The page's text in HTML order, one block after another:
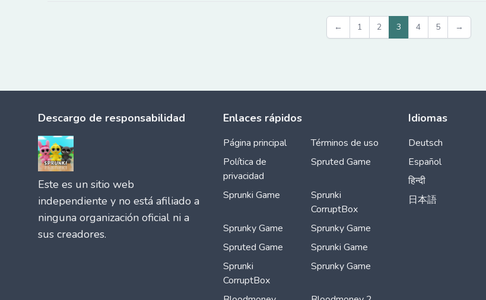
← 1 2 3 4 5 →
Descargo de responsabilidad
Este es un sitio web
independiente y no está afiliado a
ninguna organización oficial ni a
sus creadores.
Enlaces rápidos
Página principal
Términos de uso
Política de
privacidad
Spruted Game
Sprunki Game
Sprunki
CorruptBox
Sprunky Game
Sprunky Game
Spruted Game
Sprunki Game
Sprunki
CorruptBox
Sprunky Game
Idiomas
Deutsch
Español
हिन्दी
日本語